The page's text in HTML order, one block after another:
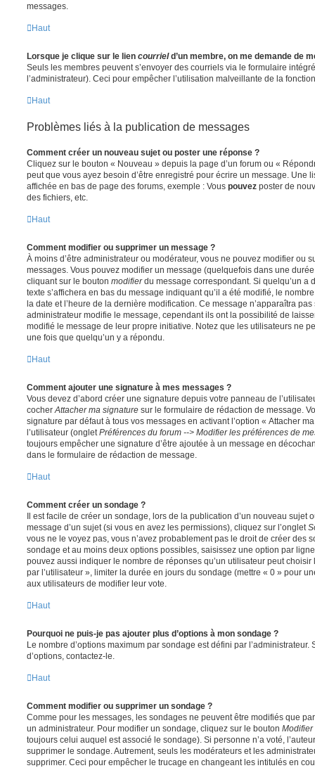
messages.
Haut
Lorsque je clique sur le lien courrield’un membre, on me demande de
Seuls les membres peuvent s’envoyer des courriels via le formulaire
l’administrateur). Ceci pour empêcher l’utilisation malveillante de la
Haut
Problèmes liés à la publication de messages
Comment créer un nouveau sujet ou poster une réponse ?
Cliquez sur le bouton « Nouveau » depuis la page d’un forum ou «
peut que vous ayez besoin d’être enregistré pour écrire un message. Une
affichée en bas de page des forums, exemple : Vous pouvez poster de
des fichiers, etc.
Haut
Comment modifier ou supprimer un message ?
À moins d’être administrateur ou modérateur, vous ne pouvez modifier ou
messages. Vous pouvez modifier un message (quelquefois dans une
cliquant sur le bouton modifierdu message correspondant. Si quelqu’un a
texte s’affichera en bas du message indiquant qu’il a été modifié, le
la date et l’heure de la dernière modification. Ce message n’apparaîtra
administrateur modifie le message, cependant ils ont la possibilité de
modifié le message de leur propre initiative. Notez que les utilisateurs ne
une fois que quelqu’un y a répondu.
Haut
Comment ajouter une signature à mes messages ?
Vous devez d’abord créer une signature depuis votre panneau de
cocher Attacher ma signature sur le formulaire de rédaction de message.
signature par défaut à tous vos messages en activant l’option « Attacher
l’utilisateur (onglet Préférences du forum --> Modifier les préférences de
toujours empêcher une signature d’être ajoutée à un message en
dans le formulaire de rédaction de message.
Haut
Comment créer un sondage ?
Il est facile de créer un sondage, lors de la publication d’un nouveau sujet
message d’un sujet (si vous en avez les permissions), cliquez sur l’onglet
vous ne le voyez pas, vous n’avez probablement pas le droit de créer des
sondage et au moins deux options possibles, saisissez une option par
pouvez aussi indiquer le nombre de réponses qu’un utilisateur peut
par l’utilisateur », limiter la durée en jours du sondage (mettre « 0 » pour
aux utilisateurs de modifier leur vote.
Haut
Pourquoi ne puis-je pas ajouter plus d’options à mon sondage ?
Le nombre d’options maximum par sondage est défini par l’administrateur.
d’options, contactez-le.
Haut
Comment modifier ou supprimer un sondage ?
Comme pour les messages, les sondages ne peuvent être modifiés que
un administrateur. Pour modifier un sondage, cliquez sur le bouton Modifier
toujours celui auquel est associé le sondage). Si personne n’a voté,
supprimer le sondage. Autrement, seuls les modérateurs et les
supprimer. Ceci pour empêcher le trucage en changeant les intitulés en